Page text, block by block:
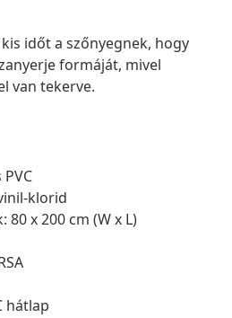
időt a szőnyegnek, hogy
formáját, mivel
van tekerve.
klorid
x 200 cm (W x L)
hátlap